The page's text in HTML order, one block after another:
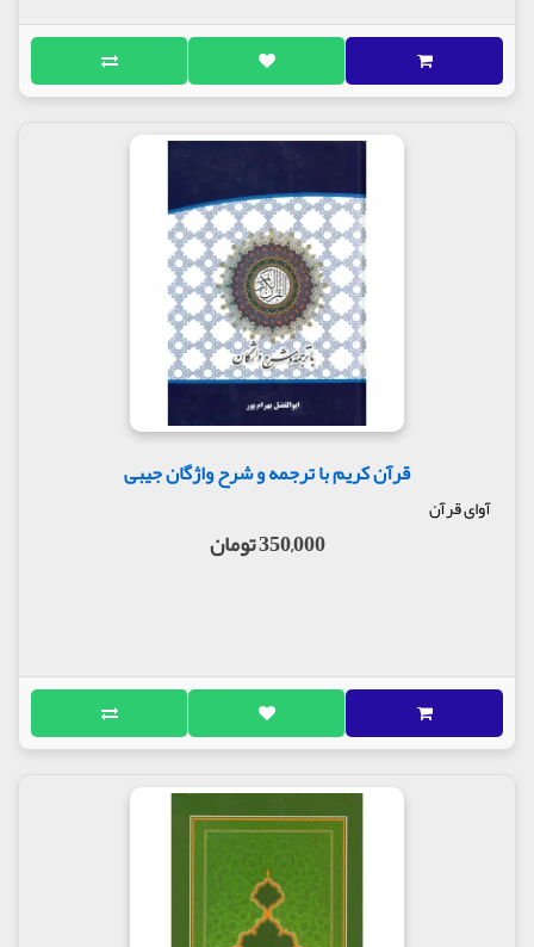
قرآن کریم با ترجمه و شرح واژگان جیبی
آوای قرآن
350,000 تومان